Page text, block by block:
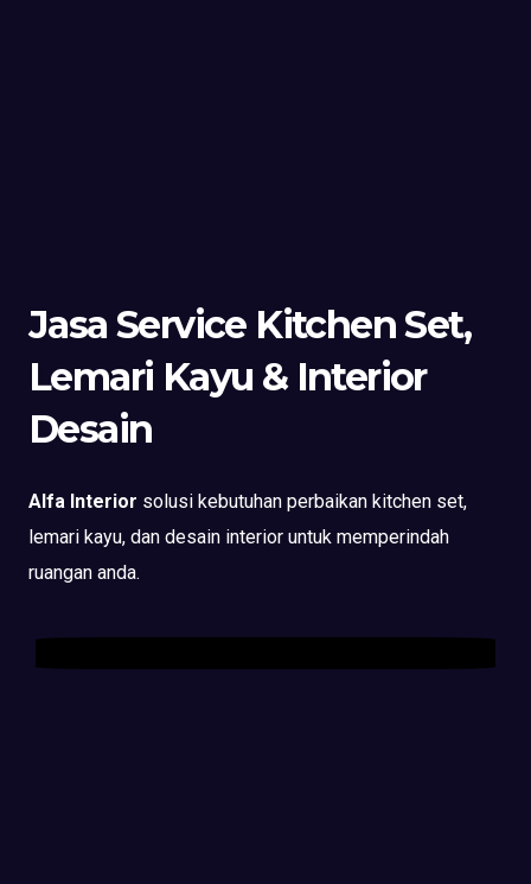
Jasa Service Kitchen Set,
Lemari Kayu & Interior
Desain
Alfa Interior solusi kebutuhan perbaikan kitchen set,
lemari kayu, dan desain interior untuk memperindah
ruangan anda.